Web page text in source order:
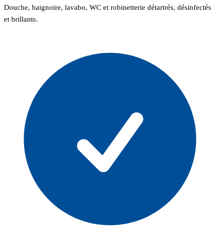
Douche, baignoire, lavabo, WC et robinetterie détartrés, désinfectés
et brillants.